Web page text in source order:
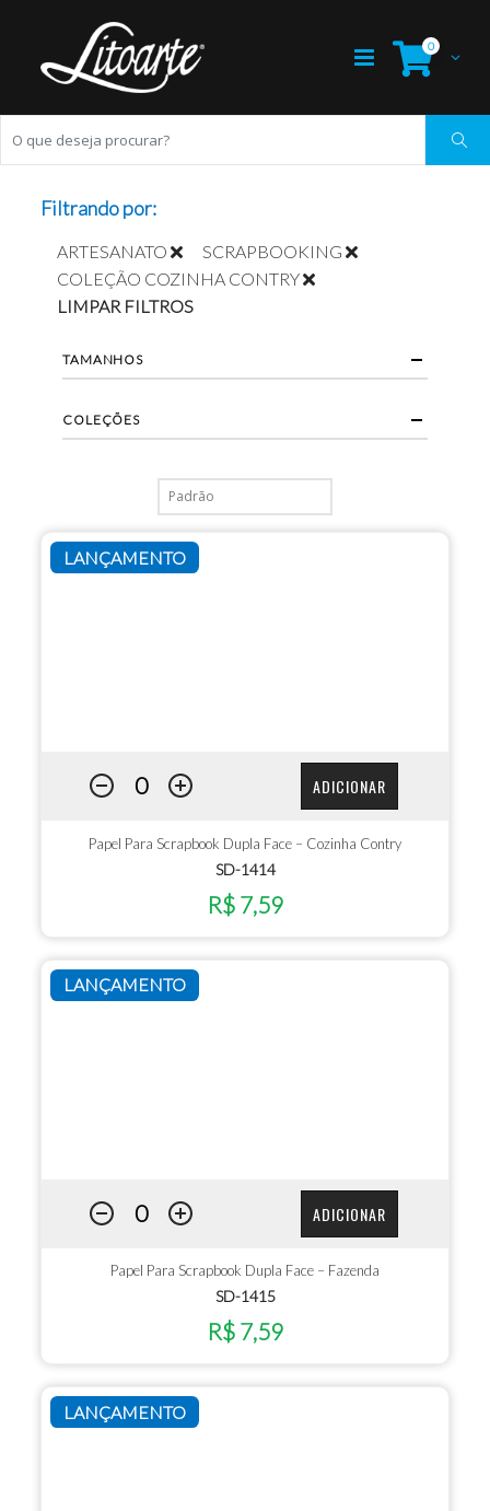
0
LANÇAMENTO
ADICIONAR
Papel Para Scrapbook Dupla Face – Cozinha Contry
SD-1414
R$ 7,59
LANÇAMENTO
ADICIONAR
Papel Para Scrapbook Dupla Face – Fazenda
SD-1415
R$ 7,59
LANÇAMENTO
Filtrando por:
ARTESANATO
SCRAPBOOKING
COLEÇÃO COZINHA CONTRY
LIMPAR FILTROS
TAMANHOS
COLEÇÕES